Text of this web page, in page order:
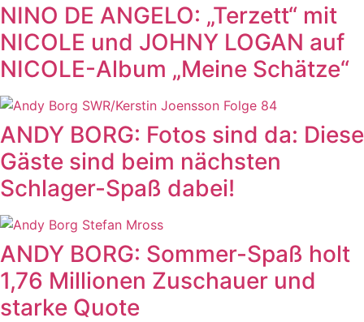
NINO DE ANGELO: „Terzett“ mit
NICOLE und JOHNY LOGAN auf
NICOLE-Album „Meine Schätze“
ANDY BORG: Fotos sind da: Diese
Gäste sind beim nächsten
Schlager-Spaß dabei!
ANDY BORG: Sommer-Spaß holt
1,76 Millionen Zuschauer und
starke Quote